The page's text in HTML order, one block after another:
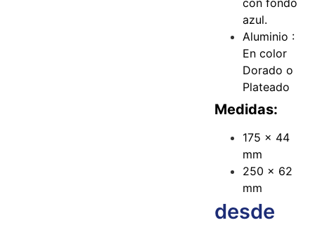
con fondo
azul.
Aluminio :
En color
Dorado o
Plateado
Medidas:
175 x 44
mm
250 x 62
mm
desde